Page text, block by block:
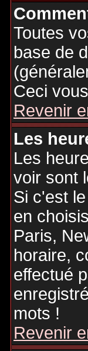
Toutes
base de
Ceci
Revenir
Les
Les
voir sont
Si c'est
en
Paris,
horaire,
effectué
mots !
Revenir